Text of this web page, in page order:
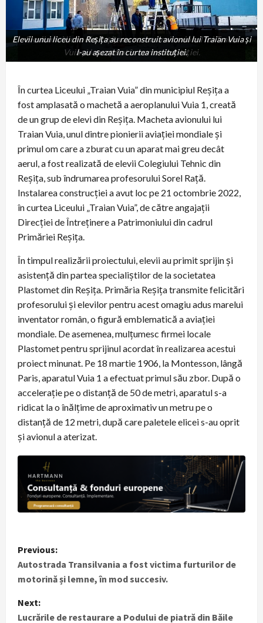
Elevii unui liceu din Reșița au reconstruit avionul lui Traian
Vuia și l-au așezat în curtea instituției.
Elevii unui liceu din Reșița au reconstruit avionul lui Traian Vuia și
l-au așezat în curtea instituției.
În curtea Liceului „Traian Vuia” din municipiul Reșița a
fost amplasată o machetă a aeroplanului Vuia 1, creată
de un grup de elevi din Reșița. Macheta avionului lui
Traian Vuia, unul dintre pionierii aviației mondiale și
primul om care a zburat cu un aparat mai greu decât
aerul, a fost realizată de elevii Colegiului Tehnic din
Reșița, sub îndrumarea profesorului Sorel Rață.
Instalarea construcției a avut loc pe 21 octombrie 2022,
în curtea Liceului „Traian Vuia”, de către angajații
Direcției de Întreținere a Patrimoniului din cadrul
Primăriei Reșița.
În timpul realizării proiectului, elevii au primit sprijin și
asistență din partea specialiștilor de la societatea
Plastomet din Reșița. Primăria Reșița transmite felicitări
profesorului și elevilor pentru acest omagiu adus marelui
inventator român, o figură emblematică a aviației
mondiale. De asemenea, mulțumesc firmei locale
Plastomet pentru sprijinul acordat în realizarea acestui
proiect minunat. Pe 18 martie 1906, la Montesson, lângă
Paris, aparatul Vuia 1 a efectuat primul său zbor. După o
accelerație pe o distanță de 50 de metri, aparatul s-a
ridicat la o înălțime de aproximativ un metru pe o
distanță de 12 metri, după care paletele elicei s-au oprit
și avionul a aterizat.
P
o
s
Previous:
Autostrada Transilvania a fost victima furturilor de
motorină și lemne, în mod succesiv.
Next:
Lucrările de restaurare a Podului de piatră din Băile